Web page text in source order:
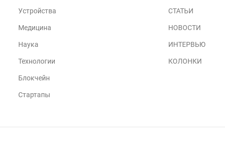
Устройства
Медицина
Наука
Технологии
Блокчейн
Стартапы
СТАТЬИ
НОВОСТИ
ИНТЕРВЬЮ
КОЛОНКИ